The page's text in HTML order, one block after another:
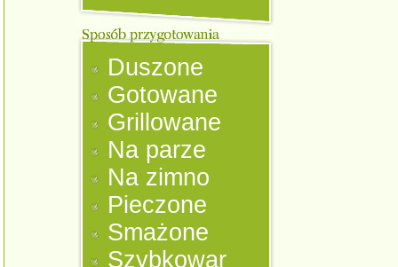
Duszone
Gotowane
Grillowane
Na parze
Na zimno
Pieczone
Smażone
Szybkowar